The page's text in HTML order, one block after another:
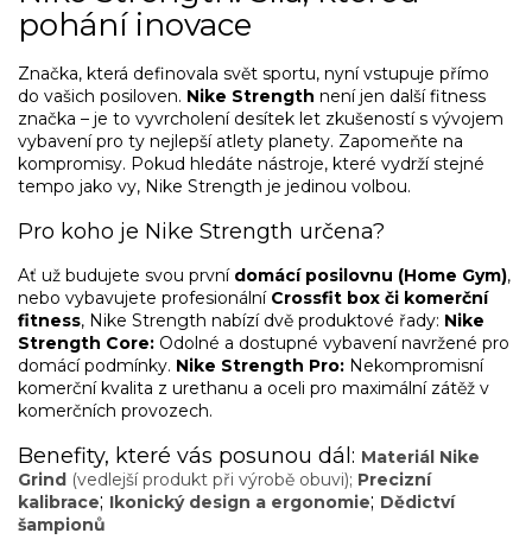
pohání inovace
Značka, která definovala svět sportu, nyní vstupuje přímo
do vašich posiloven. Nike Strength není jen další fitness
značka – je to vyvrcholení desítek let zkušeností s vývojem
vybavení pro ty nejlepší atlety planety. Zapomeňte na
kompromisy. Pokud hledáte nástroje, které vydrží stejné
tempo jako vy, Nike Strength je jedinou volbou.
Pro koho je Nike Strength určena?
Ať už budujete svou první domácí posilovnu (Home Gym),
nebo vybavujete profesionální Crossfit box či komerční
fitness, Nike Strength nabízí dvě produktové řady: Nike
Strength Core: Odolné a dostupné vybavení navržené pro
domácí podmínky. Nike Strength Pro: Nekompromisní
komerční kvalita z urethanu a oceli pro maximální zátěž v
komerčních provozech.
Benefity, které vás posunou dál: Materiál Nike
Grind (vedlejší produkt při výrobě obuvi); Precizní
kalibrace; Ikonický design a ergonomie; Dědictví
šampionů